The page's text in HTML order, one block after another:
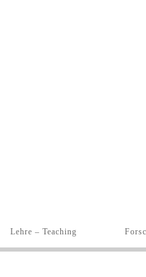
Lehre – Teaching